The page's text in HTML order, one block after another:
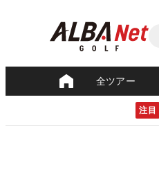
全ツアー
注目